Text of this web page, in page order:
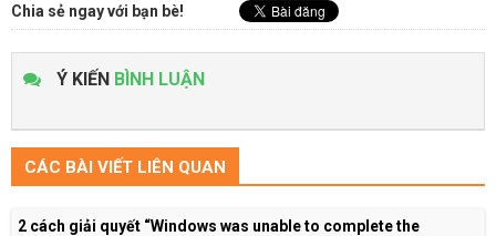
Chia sẻ ngay với bạn bè!
Ý KIẾN BÌNH LUẬN
CÁC BÀI VIẾT LIÊN QUAN
2 cách giải quyết “Windows was unable to complete the